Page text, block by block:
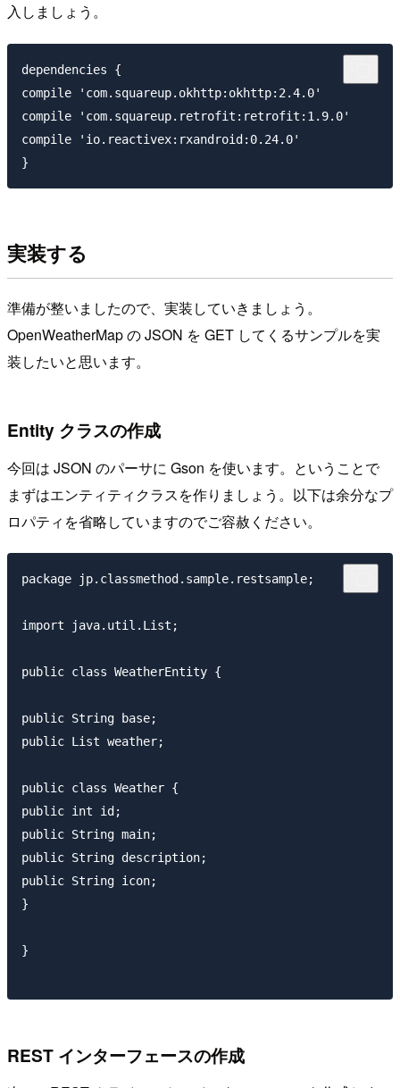
入しましょう。
dependencies {
compile 'com.squareup.okhttp:okhttp:2.4.0'
compile 'com.squareup.retrofit:retrofit:1.9.0'
compile 'io.reactivex:rxandroid:0.24.0'
実装する
準備が整いましたので、実装していきましょう。
OpenWeatherMap の JSON を GET してくるサンプルを実
装したいと思います。
Entity クラスの作成
今回は JSON のパーサに Gson を使います。ということで
まずはエンティティクラスを作りましょう。以下は余分なプ
ロパティを省略していますのでご容赦ください。
package jp.classmethod.sample.restsample;
import java.util.List;
public class WeatherEntity {
public String base;
public List weather;
public class Weather {
public int id;
public String main;
public String description;
public String icon;
}
}
REST インターフェースの作成